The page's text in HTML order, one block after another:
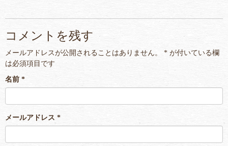
コメントを残す
メールアドレスが公開されることはありません。 * が付いている欄
は必須項目です
名前 *
メールアドレス *